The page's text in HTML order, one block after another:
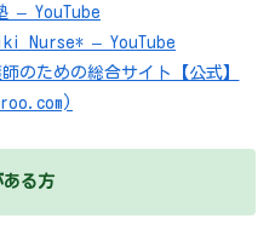
– YouTube
Nurse* – YouTube
ための総合サイト【公式】
ある方